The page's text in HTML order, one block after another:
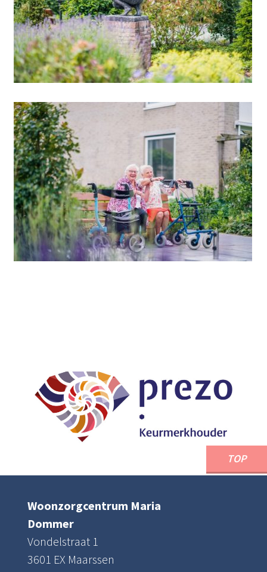
TOP
Woonzorgcentrum Maria
Dommer
Vondelstraat 1
3601 EX Maarssen